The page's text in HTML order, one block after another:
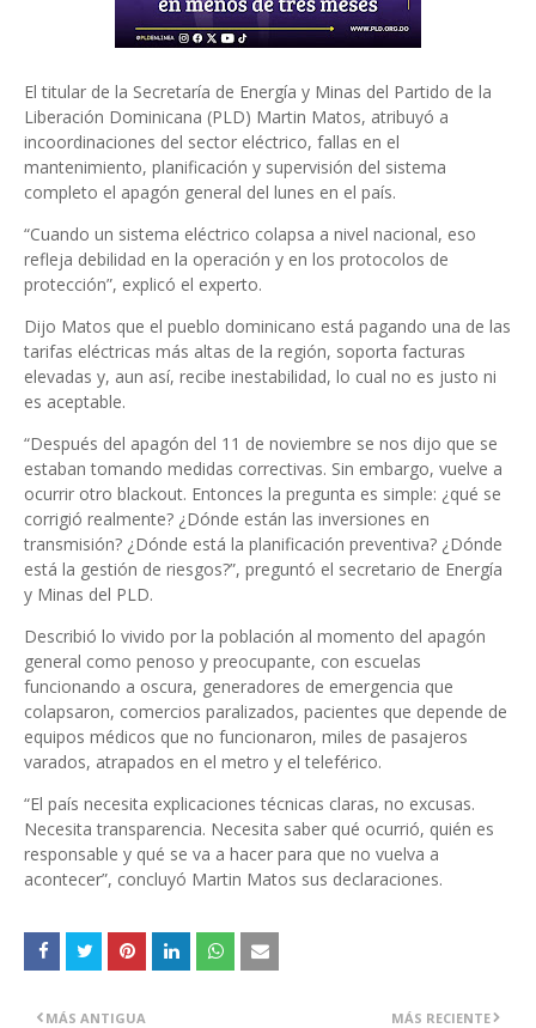
El titular de la Secretaría de Energía y Minas del Partido de la
Liberación Dominicana (PLD) Martin Matos, atribuyó a
incoordinaciones del sector eléctrico, fallas en el
mantenimiento, planificación y supervisión del sistema
completo el apagón general del lunes en el país.
“Cuando un sistema eléctrico colapsa a nivel nacional, eso
refleja debilidad en la operación y en los protocolos de
protección”, explicó el experto.
Dijo Matos que el pueblo dominicano está pagando una de las
tarifas eléctricas más altas de la región, soporta facturas
elevadas y, aun así, recibe inestabilidad, lo cual no es justo ni
es aceptable.
“Después del apagón del 11 de noviembre se nos dijo que se
estaban tomando medidas correctivas. Sin embargo, vuelve a
ocurrir otro blackout. Entonces la pregunta es simple: ¿qué se
corrigió realmente? ¿Dónde están las inversiones en
transmisión? ¿Dónde está la planificación preventiva? ¿Dónde
está la gestión de riesgos?”, preguntó el secretario de Energía
y Minas del PLD.
Describió lo vivido por la población al momento del apagón
general como penoso y preocupante, con escuelas
funcionando a oscura, generadores de emergencia que
colapsaron, comercios paralizados, pacientes que depende de
equipos médicos que no funcionaron, miles de pasajeros
varados, atrapados en el metro y el teleférico.
“El país necesita explicaciones técnicas claras, no excusas.
Necesita transparencia. Necesita saber qué ocurrió, quién es
responsable y qué se va a hacer para que no vuelva a
acontecer”, concluyó Martin Matos sus declaraciones.
MÁS RECIENTE
MÁS ANTIGUA